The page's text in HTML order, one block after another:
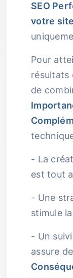
SEO
votre
Pour
résultats
de
- La
est tout
- Une
stimule
- Un
assure